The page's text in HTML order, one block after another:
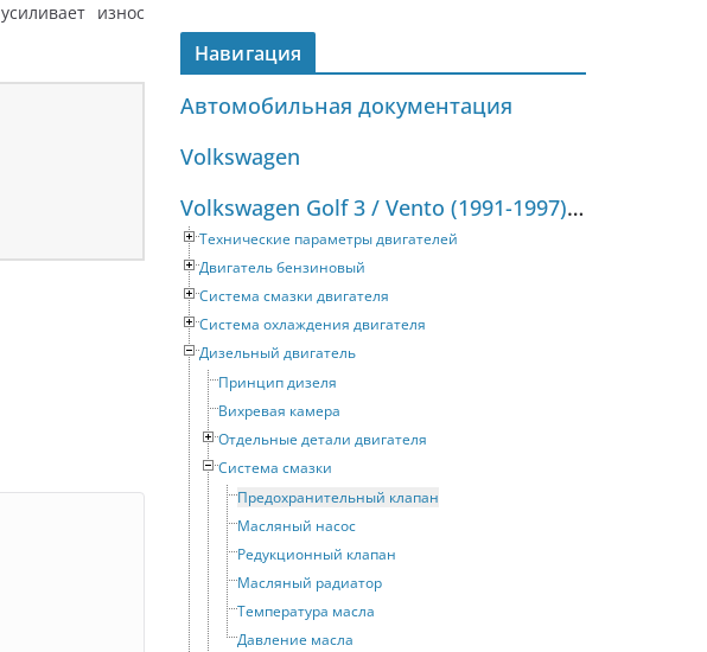
износ
Навигация
Автомобильная документация
Volkswagen
Volkswagen Golf 3 / Vento (1991-1997) Руководство по ремонту и техническому обслуживанию
Технические параметры двигателей
Двигатель бензиновый
Система смазки двигателя
Система охлаждения двигателя
Дизельный двигатель
Принцип дизеля
Вихревая камера
Отдельные детали двигателя
Система смазки
Предохранительный клапан
Масляный насос
Редукционный клапан
Масляный радиатор
Температура масла
Давление масла